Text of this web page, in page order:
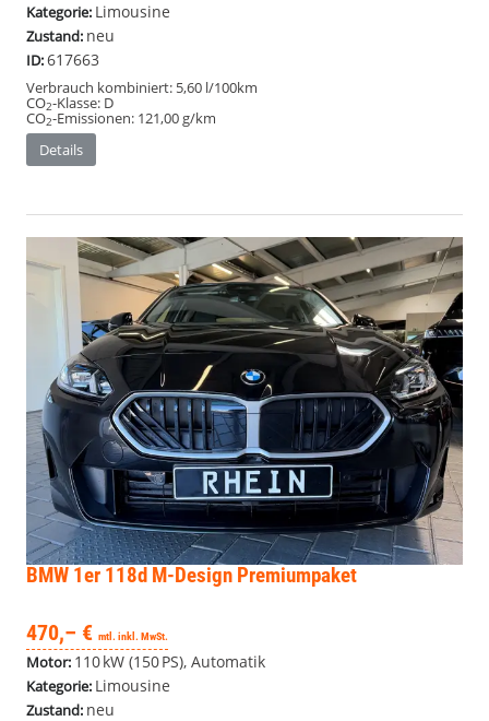
Kategorie: Limousine
Zustand: neu
ID:617663
Verbrauch kombiniert: 5,60 l/100km
CO2-Klasse: D
CO2-Emissionen: 121,00 g/km
Details
BMW 1er 118d M-Design Premiumpaket
470,– € mtl. inkl. MwSt.
Motor: 110 kW (150 PS), Automatik
Kategorie: Limousine
Zustand: neu